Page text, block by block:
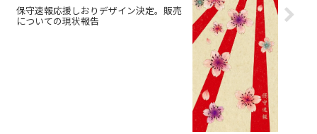
保守速報応援しおりデザイン決定。販売
についての現状報告